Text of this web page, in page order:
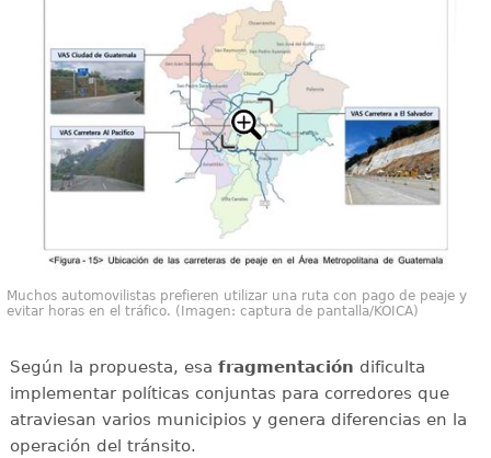
Muchos automovilistas prefieren utilizar una ruta con pago de peaje y
evitar horas en el tráfico. (Imagen: captura de pantalla/KOICA)
Según la propuesta, esa fragmentación dificulta
implementar políticas conjuntas para corredores que
atraviesan varios municipios y genera diferencias en la
operación del tránsito.